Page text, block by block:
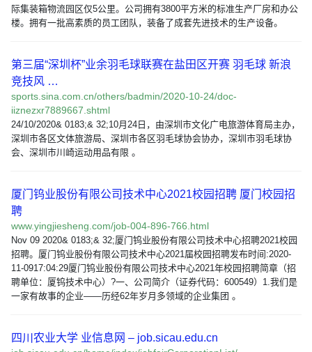
际集装箱物流园区仅5公里。公司拥有3800平方米的标准生产厂房和办公
楼。拥有一批高素质的员工团队，装备了成套先进技术的生产设备。
第三届“深圳杯”业余羽毛球联赛在盐田区开赛 羽毛球 新浪
竞技风 …
sports.sina.com.cn/others/badmin/2020-10-24/doc-
iiznezxr7889667.shtml
24/10/2020& 0183;& 32;10月24日，由深圳市文化广电旅游体育局主办，
深圳市各区文体旅游局、深圳市各区羽毛球协会协办，深圳市羽毛球协
会、深圳市川崎运动用品有限 。
厦门钨业股份有限公司技术中心2021校园招聘 厦门校园招
聘
www.yingjiesheng.com/job-004-896-766.html
Nov 09 2020& 0183;& 32;厦门钨业股份有限公司技术中心招聘2021校园
招聘。厦门钨业股份有限公司技术中心2021届校园招聘发布时间:2020-
11-0917:04:29厦门钨业股份有限公司技术中心2021年校园招聘简章（招
聘单位：厦钨技术中心）?一、公司简介（证券代码：600549）1.我们是
一家有故事的企业——历经62年岁月多领域的企业集团 。
四川农业大学 业信息网 – job.sicau.edu.cn